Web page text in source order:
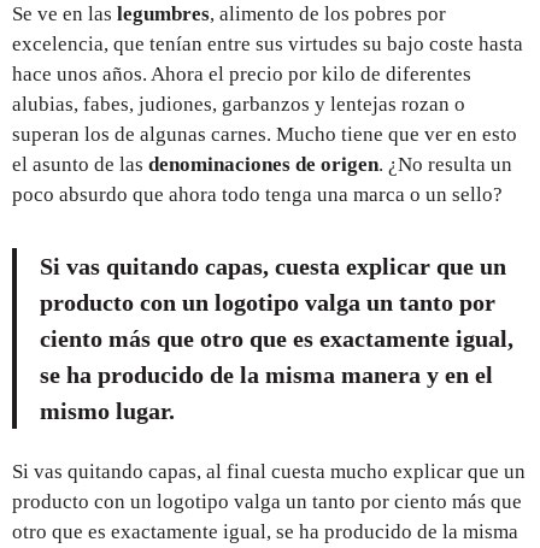
Se ve en las legumbres, alimento de los pobres por
excelencia, que tenían entre sus virtudes su bajo coste hasta
hace unos años. Ahora el precio por kilo de diferentes
alubias, fabes, judiones, garbanzos y lentejas rozan o
superan los de algunas carnes. Mucho tiene que ver en esto
el asunto de las denominaciones de origen. ¿No resulta un
poco absurdo que ahora todo tenga una marca o un sello?
Si vas quitando capas, cuesta explicar que un
producto con un logotipo valga un tanto por
ciento más que otro que es exactamente igual,
se ha producido de la misma manera y en el
mismo lugar.
Si vas quitando capas, al final cuesta mucho explicar que un
producto con un logotipo valga un tanto por ciento más que
otro que es exactamente igual, se ha producido de la misma